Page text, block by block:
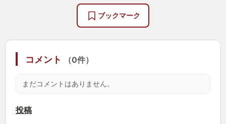
ブックマーク
コメント （0件）
まだコメントはありません。
投稿